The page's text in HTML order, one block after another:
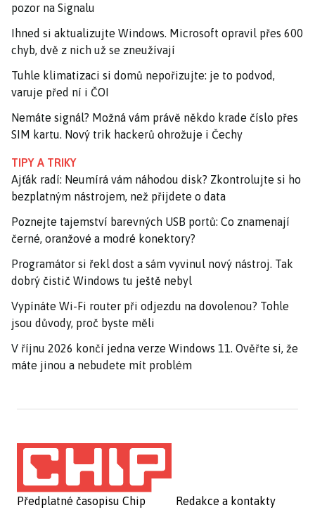
pozor na Signalu
Ihned si aktualizujte Windows. Microsoft opravil přes 600
chyb, dvě z nich už se zneužívají
Tuhle klimatizaci si domů nepořizujte: je to podvod,
varuje před ní i ČOI
Nemáte signál? Možná vám právě někdo krade číslo přes
SIM kartu. Nový trik hackerů ohrožuje i Čechy
TIPY A TRIKY
Ajťák radí: Neumírá vám náhodou disk? Zkontrolujte si ho
bezplatným nástrojem, než přijdete o data
Poznejte tajemství barevných USB portů: Co znamenají
černé, oranžové a modré konektory?
Programátor si řekl dost a sám vyvinul nový nástroj. Tak
dobrý čistič Windows tu ještě nebyl
Vypínáte Wi-Fi router při odjezdu na dovolenou? Tohle
jsou důvody, proč byste měli
V říjnu 2026 končí jedna verze Windows 11. Ověřte si, že
máte jinou a nebudete mít problém
Předplatné časopisu Chip
Redakce a kontakty